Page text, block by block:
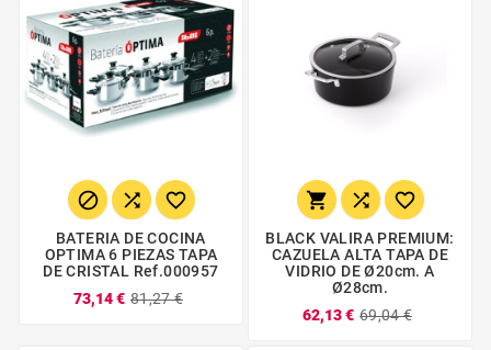
  
BATERIA DE COCINA
OPTIMA 6 PIEZAS TAPA
DE CRISTAL Ref.000957
73,14 € 81,27 €
  
BLACK VALIRA PREMIUM:
CAZUELA ALTA TAPA DE
VIDRIO DE Ø20cm. A
Ø28cm.
62,13 € 69,04 €